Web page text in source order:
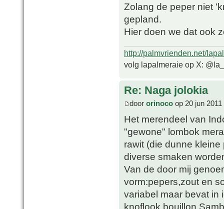
Zolang de peper niet
gepland.
Hier doen we dat ook
http://palmvrienden.net/
volg lapalmeraie op X:
Re: Naga jolokia
door orinoco op 20 jun 2011
Het merendeel van
"gewone" lombok
rawit (die dunne
diverse smaken
Van de door mij
vorm:pepers,zout en
variabel maar bevat in